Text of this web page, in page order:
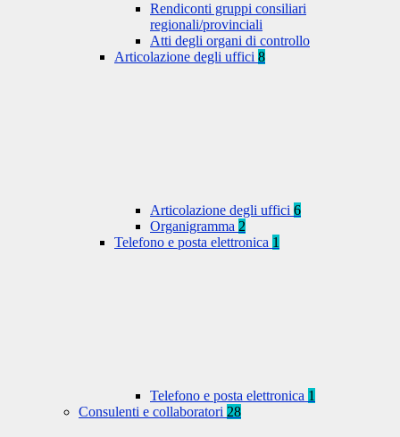
Rendiconti gruppi consiliari
regionali/provinciali
Atti degli organi di controllo
Articolazione degli uffici 8
Articolazione degli uffici 6
Organigramma 2
Telefono e posta elettronica 1
Telefono e posta elettronica 1
Consulenti e collaboratori 28